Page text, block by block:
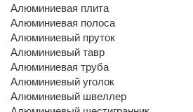
Алюминиевая плита
Алюминиевая полоса
Алюминиевый пруток
Алюминиевый тавр
Алюминиевая труба
Алюминиевый уголок
Алюминиевый швеллер